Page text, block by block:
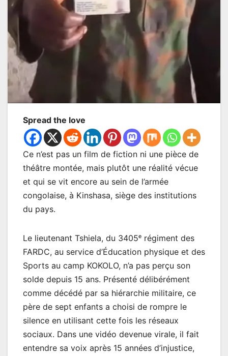
Spread the love
Ce n’est pas un film de fiction ni une pièce de
théâtre montée, mais plutôt une réalité vécue
et qui se vit encore au sein de l’armée
congolaise, à Kinshasa, siège des institutions
du pays.
Le lieutenant Tshiela, du 3405ᵉ régiment des
FARDC, au service d’Éducation physique et des
Sports au camp KOKOLO, n’a pas perçu son
solde depuis 15 ans. Présenté délibérément
comme décédé par sa hiérarchie militaire, ce
père de sept enfants a choisi de rompre le
silence en utilisant cette fois les réseaux
sociaux. Dans une vidéo devenue virale, il fait
entendre sa voix après 15 années d’injustice,